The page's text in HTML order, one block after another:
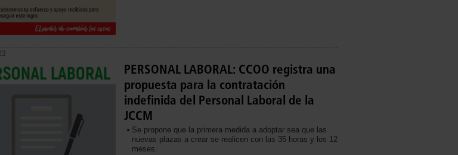
PERSONAL LABORAL: CCOO registra una
propuesta para la contratación
indefinida del Personal Laboral de la
JCCM
Se propone que la primera medida a adoptar sea que las
nuevas plazas a crear se realicen con las 35 horas y los 12
meses.